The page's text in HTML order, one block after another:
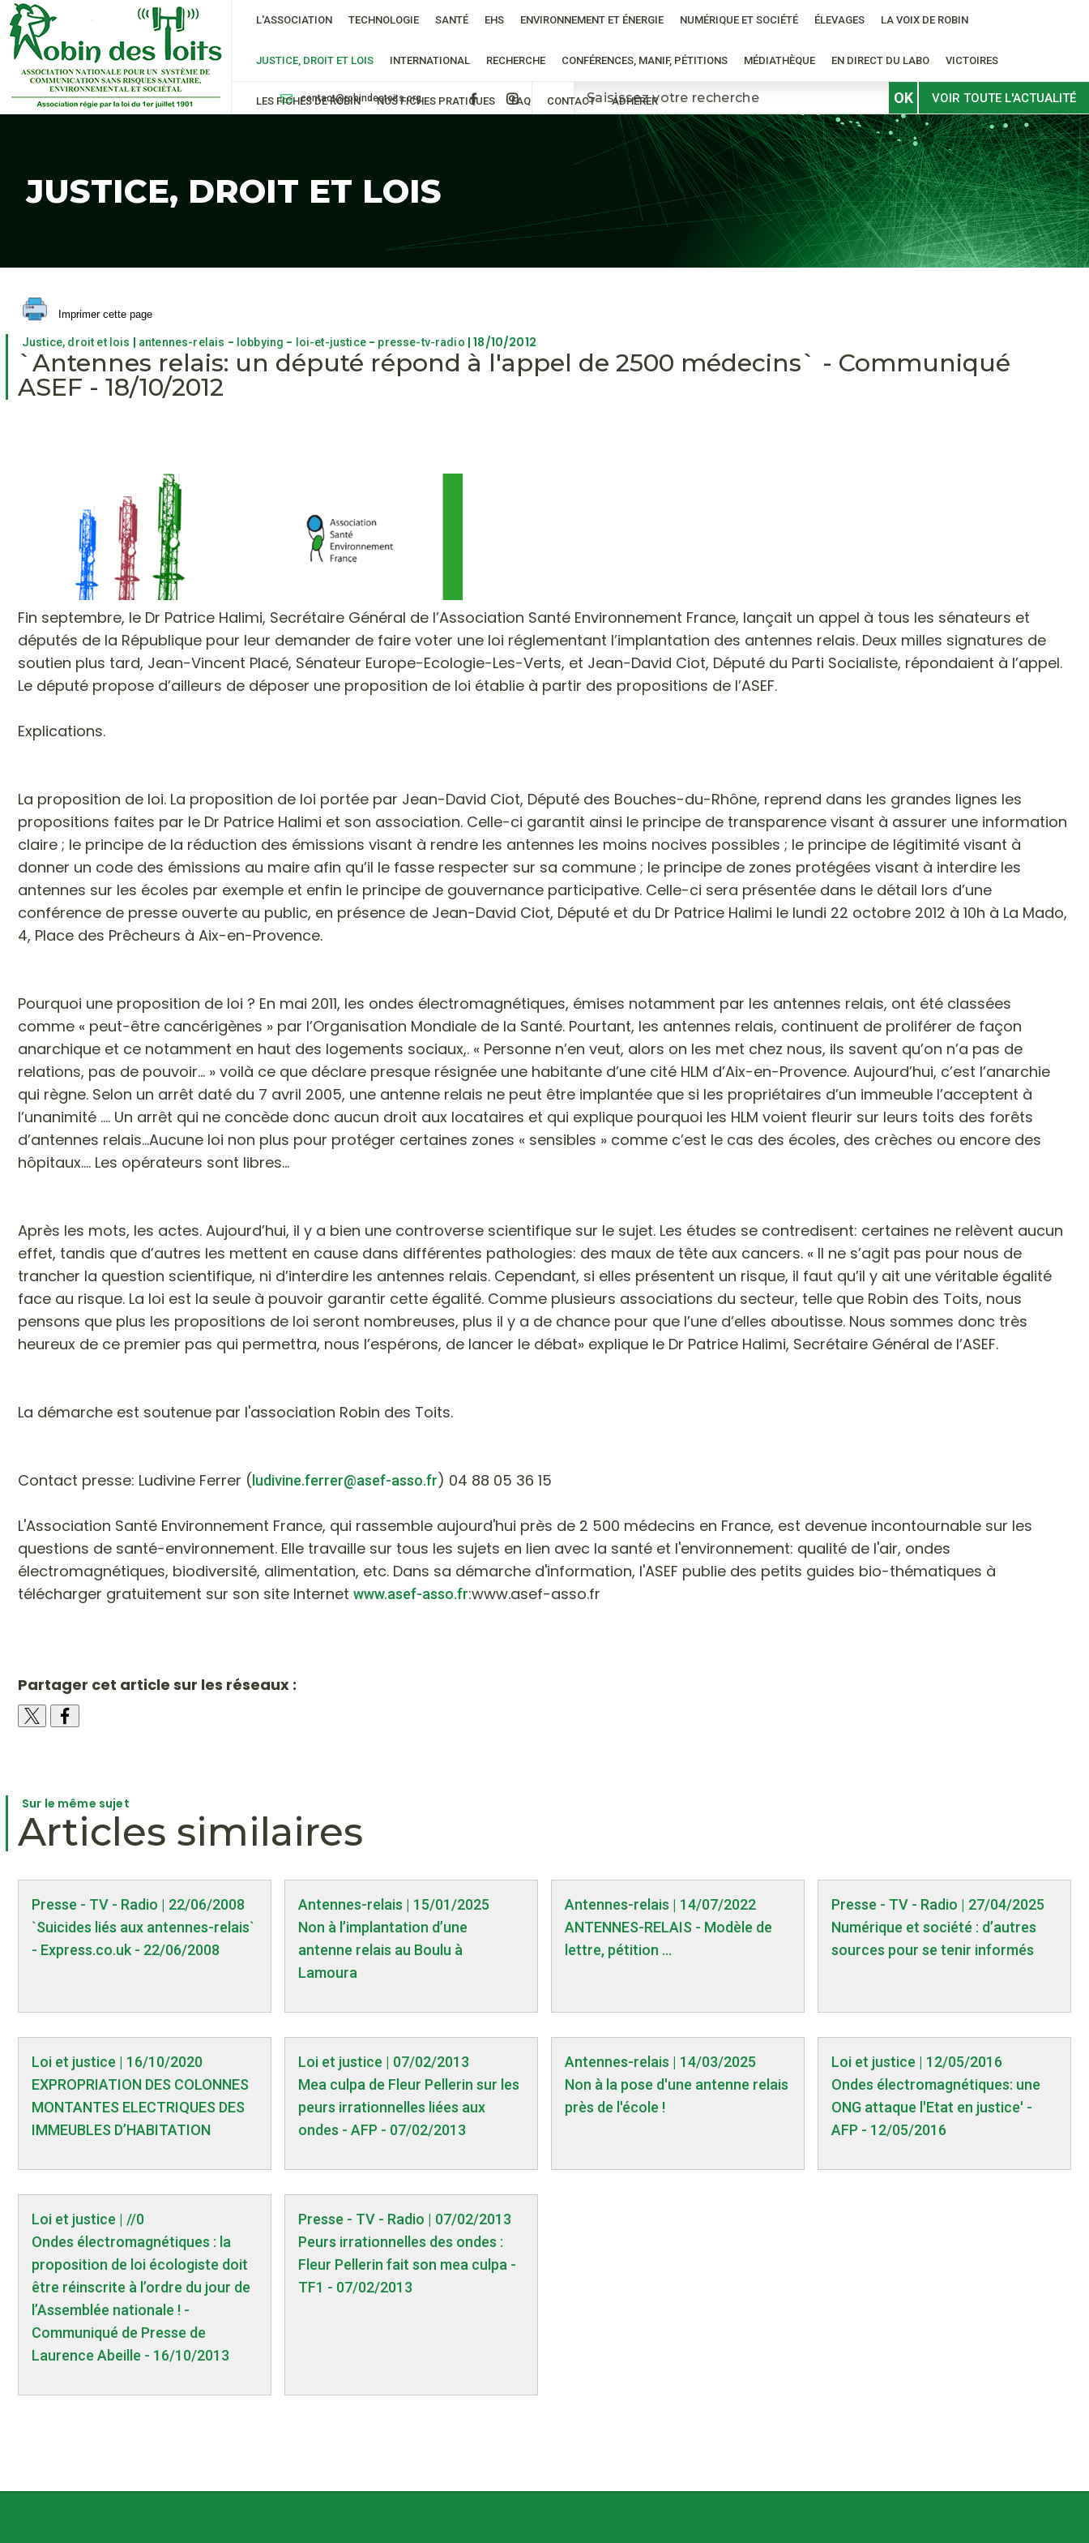
JUSTICE, DROIT ET LOIS
L'ASSOCIATION TECHNOLOGIE SANTÉ EHS ENVIRONNEMENT ET ÉNERGIE NUMÉRIQUE ET SOCIÉTÉ ÉLEVAGES LA VOIX DE ROBIN
JUSTICE, DROIT ET LOIS INTERNATIONAL RECHERCHE CONFÉRENCES, MANIF, PÉTITIONS MÉDIATHÈQUE EN DIRECT DU LABO VICTOIRES
LES FICHES DE ROBIN NOS FICHES PRATIQUES FAQ CONTACT ADHÉRER
contact@robindestoits.org OK VOIR TOUTE L'ACTUALITÉ
Imprimer cette page
Justice, droit et lois | antennes-relais - lobbying - loi-et-justice- presse-tv-radio | 18/10/2012
`Antennes relais: un député répond à l'appel de 2500 médecins` - Communiqué
ASEF - 18/10/2012
Fin septembre, le Dr Patrice Halimi, Secrétaire Général de l’Association Santé Environnement France, lançait un appel à tous les sénateurs et
députés de la République pour leur demander de faire voter une loi réglementant l’implantation des antennes relais. Deux milles signatures de
soutien plus tard, Jean-Vincent Placé, Sénateur Europe-Ecologie-Les-Verts, et Jean-David Ciot, Député du Parti Socialiste, répondaient à l’appel.
Le député propose d’ailleurs de déposer une proposition de loi établie à partir des propositions de l’ASEF.
Explications.
La proposition de loi. La proposition de loi portée par Jean-David Ciot, Député des Bouches-du-Rhône, reprend dans les grandes lignes les
propositions faites par le Dr Patrice Halimi et son association. Celle-ci garantit ainsi le principe de transparence visant à assurer une information
claire ; le principe de la réduction des émissions visant à rendre les antennes les moins nocives possibles ; le principe de légitimité visant à
donner un code des émissions au maire afin qu’il le fasse respecter sur sa commune ; le principe de zones protégées visant à interdire les
antennes sur les écoles par exemple et enfin le principe de gouvernance participative. Celle-ci sera présentée dans le détail lors d’une
conférence de presse ouverte au public, en présence de Jean-David Ciot, Député et du Dr Patrice Halimi le lundi 22 octobre 2012 à 10h à La Mado,
4, Place des Prêcheurs à Aix-en-Provence.
Pourquoi une proposition de loi ? En mai 2011, les ondes électromagnétiques, émises notamment par les antennes relais, ont été classées
comme « peut-être cancérigènes » par l’Organisation Mondiale de la Santé. Pourtant, les antennes relais, continuent de proliférer de façon
anarchique et ce notamment en haut des logements sociaux,. « Personne n’en veut, alors on les met chez nous, ils savent qu’on n’a pas de
relations, pas de pouvoir... » voilà ce que déclare presque résignée une habitante d’une cité HLM d’Aix-en-Provence. Aujourd’hui, c’est l’anarchie
qui règne. Selon un arrêt daté du 7 avril 2005, une antenne relais ne peut être implantée que si les propriétaires d’un immeuble l’acceptent à
l’unanimité .... Un arrêt qui ne concède donc aucun droit aux locataires et qui explique pourquoi les HLM voient fleurir sur leurs toits des forêts
d’antennes relais...Aucune loi non plus pour protéger certaines zones « sensibles » comme c’est le cas des écoles, des crèches ou encore des
hôpitaux.... Les opérateurs sont libres...
Après les mots, les actes. Aujourd’hui, il y a bien une controverse scientifique sur le sujet. Les études se contredisent: certaines ne relèvent aucun
effet, tandis que d’autres les mettent en cause dans différentes pathologies: des maux de tête aux cancers. « Il ne s’agit pas pour nous de
trancher la question scientifique, ni d’interdire les antennes relais. Cependant, si elles présentent un risque, il faut qu’il y ait une véritable égalité
face au risque. La loi est la seule à pouvoir garantir cette égalité. Comme plusieurs associations du secteur, telle que Robin des Toits, nous
pensons que plus les propositions de loi seront nombreuses, plus il y a de chance pour que l’une d’elles aboutisse. Nous sommes donc très
heureux de ce premier pas qui permettra, nous l’espérons, de lancer le débat» explique le Dr Patrice Halimi, Secrétaire Général de l’ASEF.
La démarche est soutenue par l'association Robin des Toits.
Contact presse: Ludivine Ferrer ( ludivine.ferrer@asef-asso.fr) 04 88 05 36 15
L'Association Santé Environnement France, qui rassemble aujourd'hui près de 2 500 médecins en France, est devenue incontournable sur les
questions de santé-environnement. Elle travaille sur tous les sujets en lien avec la santé et l'environnement: qualité de l'air, ondes
électromagnétiques, biodiversité, alimentation, etc. Dans sa démarche d'information, l'ASEF publie des petits guides bio-thématiques à
télécharger gratuitement sur son site Internet www.asef-asso.fr:www.asef-asso.fr
Partager cet article sur les réseaux :
Sur le même sujet
Articles similaires
Presse - TV - Radio | 22/06/2008
`Suicides liés aux antennes-relais`
- Express.co.uk - 22/06/2008
Antennes-relais | 15/01/2025
Non à l’implantation d’une
antenne relais au Boulu à
Lamoura
Antennes-relais | 14/07/2022
ANTENNES-RELAIS - Modèle de
lettre, pétition ...
Presse - TV - Radio | 27/04/2025
Numérique et société : d’autres
sources pour se tenir informés
Loi et justice | 16/10/2020
EXPROPRIATION DES COLONNES
MONTANTES ELECTRIQUES DES
IMMEUBLES D’HABITATION
Loi et justice | 07/02/2013
Mea culpa de Fleur Pellerin sur les
peurs irrationnelles liées aux
ondes - AFP - 07/02/2013
Antennes-relais | 14/03/2025
Non à la pose d'une antenne relais
près de l'école !
Loi et justice | 12/05/2016
Ondes électromagnétiques: une
ONG attaque l'Etat en justice' -
AFP - 12/05/2016
Loi et justice | //0
Ondes électromagnétiques : la
proposition de loi écologiste doit
être réinscrite à l’ordre du jour de
l’Assemblée nationale ! -
Communiqué de Presse de
Laurence Abeille - 16/10/2013
Presse - TV - Radio | 07/02/2013
Peurs irrationnelles des ondes :
Fleur Pellerin fait son mea culpa -
TF1 - 07/02/2013